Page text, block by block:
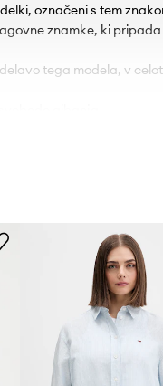
označeni s tem
znamke, ki
tega modela, v
omogoča enostavno
na sprednji strani.